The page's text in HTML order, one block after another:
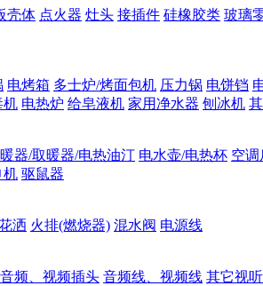
壳体 点火器 灶头 接插件 硅橡胶类 玻璃
电烤箱 多士炉/烤面包机 压力锅 电饼铛
机 电热炉 给皂液机 家用净水器 刨冰机
器/取暖器/电热油汀 电水壶/电热杯 空调
机 驱鼠器
洒 火排(燃烧器) 混水阀 电源线
音频、视频插头 音频线、视频线 其它视